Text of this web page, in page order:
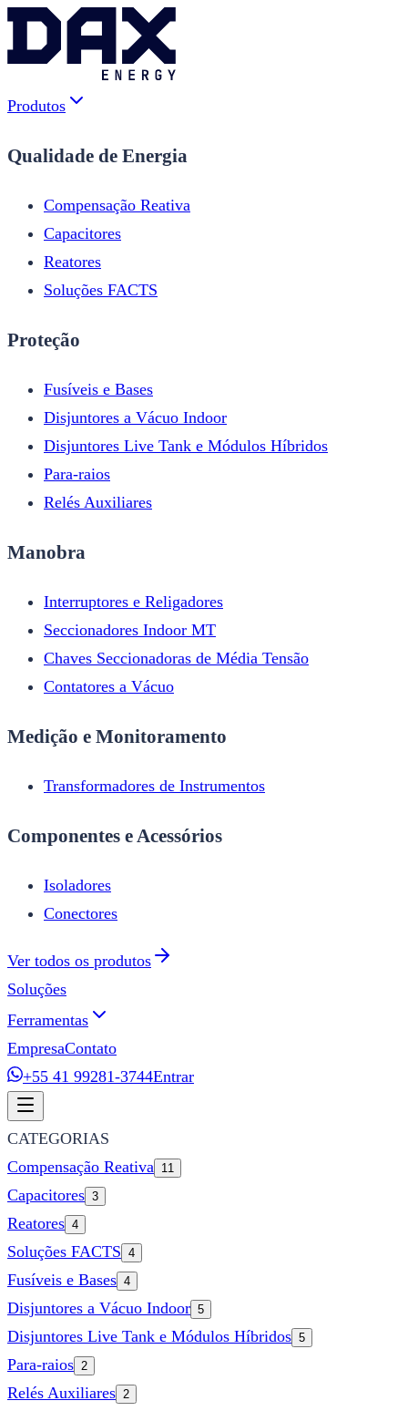
Produtos
Qualidade de Energia
Compensação Reativa
Capacitores
Reatores
Soluções FACTS
Proteção
Fusíveis e Bases
Disjuntores a Vácuo Indoor
Disjuntores Live Tank e Módulos Híbridos
Para-raios
Relés Auxiliares
Manobra
Interruptores e Religadores
Seccionadores Indoor MT
Chaves Seccionadoras de Média Tensão
Contatores a Vácuo
Medição e Monitoramento
Transformadores de Instrumentos
Componentes e Acessórios
Isoladores
Conectores
Ver todos os produtos
Soluções
Ferramentas
EmpresaContato
+55 41 99281-3744Entrar
CATEGORIAS
Compensação Reativa 11
Capacitores 3
Reatores 4
Soluções FACTS 4
Fusíveis e Bases 4
Disjuntores a Vácuo Indoor 5
Disjuntores Live Tank e Módulos Híbridos 5
Para-raios 2
Relés Auxiliares 2